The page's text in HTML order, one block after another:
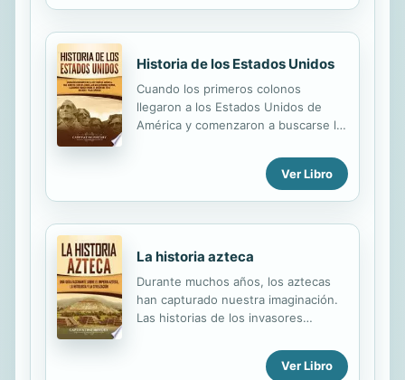
Historia de los Estados Unidos
Cuando los primeros colonos
llegaron a los Estados Unidos de
América y comenzaron a buscarse la
duro y poco familiar para gentes
procedentes de Europa, jamás
del mundo.
Ver Libro
La historia azteca
Durante muchos años, los aztecas
han capturado nuestra imaginación.
Las historias de los invasores
ruinas y leyendas únicas e
impresionantes que hablan deVer Libro